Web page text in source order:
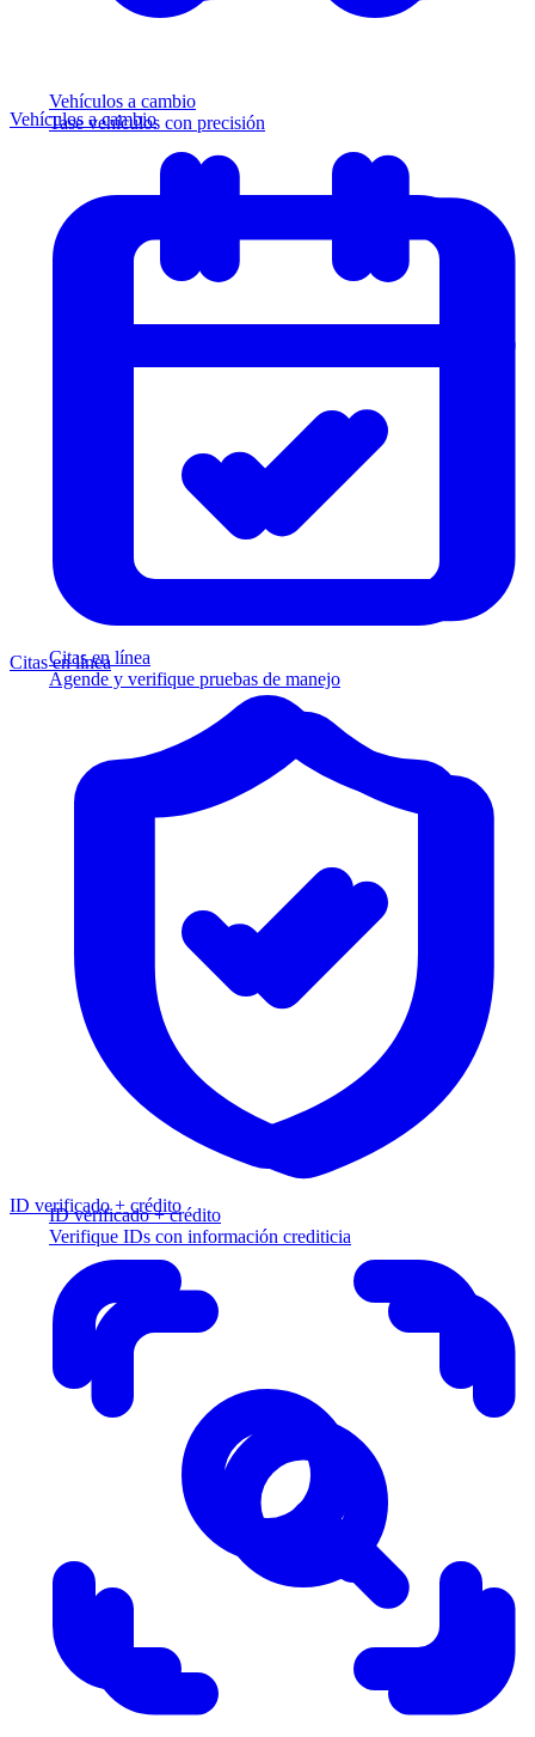
Vehículos a cambio
Tase vehículos con precisión
Citas en línea
Agende y verifique pruebas de manejo
ID verificado + crédito
Verifique IDs con información crediticia
Vehículos a cambio
Citas en línea
ID verificado + crédito